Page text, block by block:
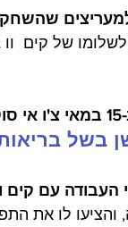
של קים  וו
אמר:
בשל
לו את